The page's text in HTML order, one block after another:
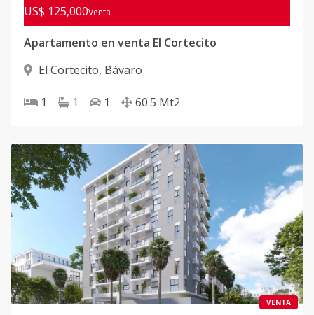
US$ 125,000Venta
Apartamento en venta El Cortecito
El Cortecito, Bávaro
1 1 1 60.5 Mt2
VENTA